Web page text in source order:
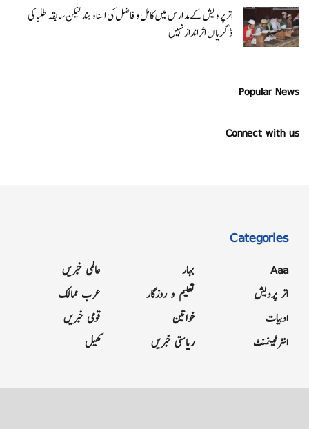
اتر پردیش کےمدارس میں کامل و فاضل کی اسناد بند لیکن سابقہ طلبا کی
ڈگریا ں اثرانداز نہیں
Popular News
Connect with us
Categories
Aaa
اتر پردیش
ادبیات
انٹرٹینمنٹ
بہار
تعلیم و روزگار
خواتین
ریاستی خبریں
عالمی خبریں
عرب ممالک
قومی خبریں
کھیل